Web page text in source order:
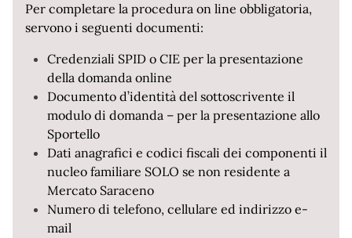
Per completare la procedura on line obbligatoria,
servono i seguenti documenti:
Credenziali SPID o CIE per la presentazione
della domanda online
Documento d’identità del sottoscrivente il
modulo di domanda – per la presentazione allo
Sportello
Dati anagrafici e codici fiscali dei componenti il
nucleo familiare SOLO se non residente a
Mercato Saraceno
Numero di telefono, cellulare ed indirizzo e-
mail